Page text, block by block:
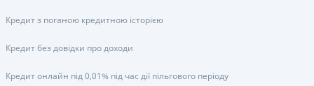
Кредит з поганою кредитною історією
Кредит без довідки про доходи
Кредит онлайн під 0,01% під час дії пільгового періоду